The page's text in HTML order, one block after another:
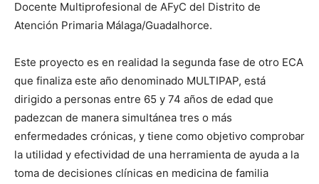
Docente Multiprofesional de AFyC del Distrito de
Atención Primaria Málaga/Guadalhorce.
Este proyecto es en realidad la segunda fase de otro ECA
que finaliza este año denominado MULTIPAP, está
dirigido a personas entre 65 y 74 años de edad que
padezcan de manera simultánea tres o más
enfermedades crónicas, y tiene como objetivo comprobar
la utilidad y efectividad de una herramienta de ayuda a la
toma de decisiones clínicas en medicina de familia